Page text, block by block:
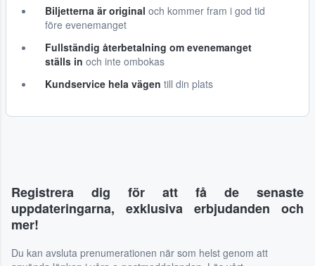
Biljetterna är original och kommer fram i god tid
före evenemanget
Fullständig återbetalning om evenemanget
ställs in och inte ombokas
Kundservice hela vägen till din plats
Registrera dig för att få de senaste
uppdateringarna, exklusiva erbjudanden och
mer!
Du kan avsluta prenumerationen när som helst genom att